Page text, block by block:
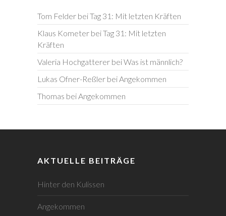
Tom Felder beiTag 31: Mit letzten Kräften
Klaus Kometer beiTag 31: Mit letzten
Kräften
Valeria Hochgatterer beiWas ist männlich?
Lukas Ofner-Reßler beiAngekommen
Thomas beiAngekommen
AKTUELLE BEITRÄGE
Hinter den Kulissen
Angekommen